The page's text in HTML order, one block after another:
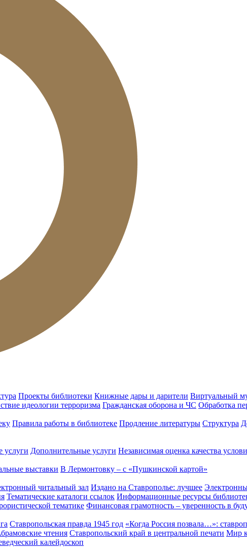
Проекты библиотеки Книжные дары и дарители Виртуальный
идеологии терроризма Гражданская оборона и ЧС Обработка
Правила работы в библиотеке Продление литературы Структура
услуги Дополнительные услуги Независимая оценка качества
выставки В Лермонтовку – с «Пушкинской картой»
читальный зал Издано на Ставрополье: лучшее
Тематические каталоги ссылок Информационные ресурсы
тематике Финансовая грамотность – уверенность в
Ставропольская правда 1945 год «Когда Россия позвала…»:
чтения Ставропольский край в центральной печати Мир
калейдоскоп